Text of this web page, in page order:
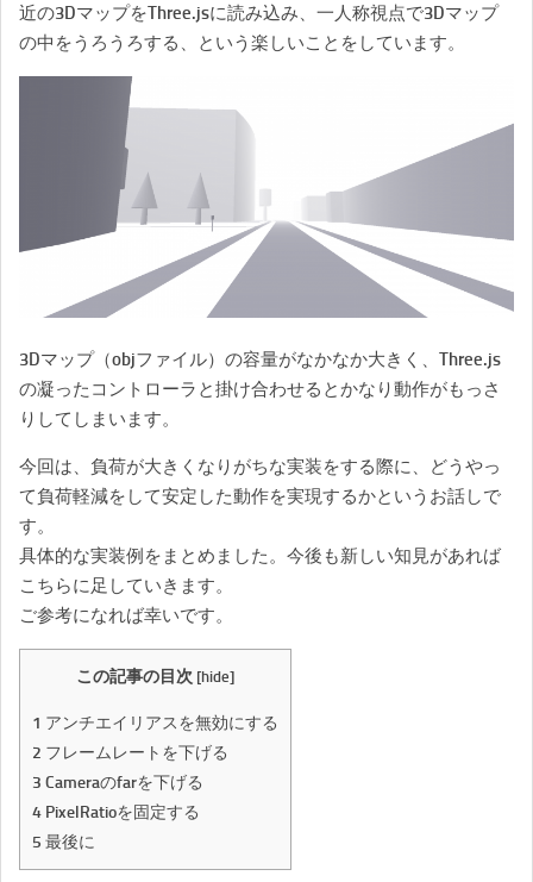
近の3DマップをThree.jsに読み込み、一人称視点で3Dマップ
の中をうろうろする、という楽しいことをしています。
3Dマップ（objファイル）の容量がなかなか大きく、Three.js
の凝ったコントローラと掛け合わせるとかなり動作がもっさ
りしてしまいます。
今回は、負荷が大きくなりがちな実装をする際に、どうやっ
て負荷軽減をして安定した動作を実現するかというお話しで
す。
具体的な実装例をまとめました。今後も新しい知見があれば
こちらに足していきます。
ご参考になれば幸いです。
この記事の目次 [hide]
1 アンチエイリアスを無効にする
2 フレームレートを下げる
3 Cameraのfarを下げる
4 PixelRatioを固定する
5 最後に